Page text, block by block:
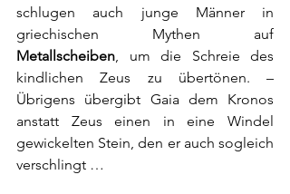
griechischen Mythen
Metallscheiben , um die Schreie des
kindlichen Zeus
Übrigens übergibt Gaia dem Kronos
anstatt Zeus einen in eine Windel
gewickelten Stein, den er auch sogleich
verschlingt …